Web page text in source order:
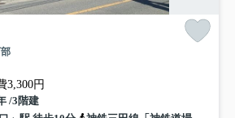
3,300円
/3階建